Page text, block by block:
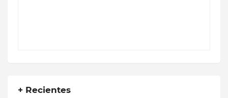
+ Recientes